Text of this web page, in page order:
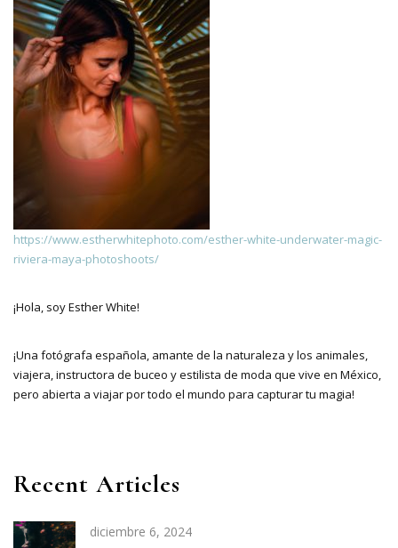
https://www.estherwhitephoto.com/esther-white-underwater-magic-
riviera-maya-photoshoots/
¡Hola, soy Esther White!
¡Una fotógrafa española, amante de la naturaleza y los animales,
viajera, instructora de buceo y estilista de moda que vive en México,
pero abierta a viajar por todo el mundo para capturar tu magia!
Recent Articles
diciembre 6, 2024